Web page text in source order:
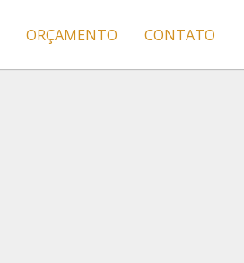
ORÇAMENTO CONTATO